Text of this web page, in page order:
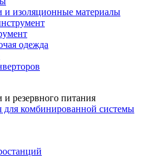
и изоляционные материалы
одежда
резервного питания
для комбинированной системы